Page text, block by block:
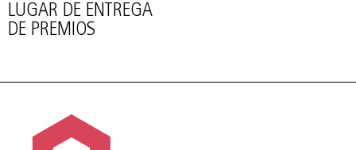
LUGAR DE ENTREGA
DE PREMIOS